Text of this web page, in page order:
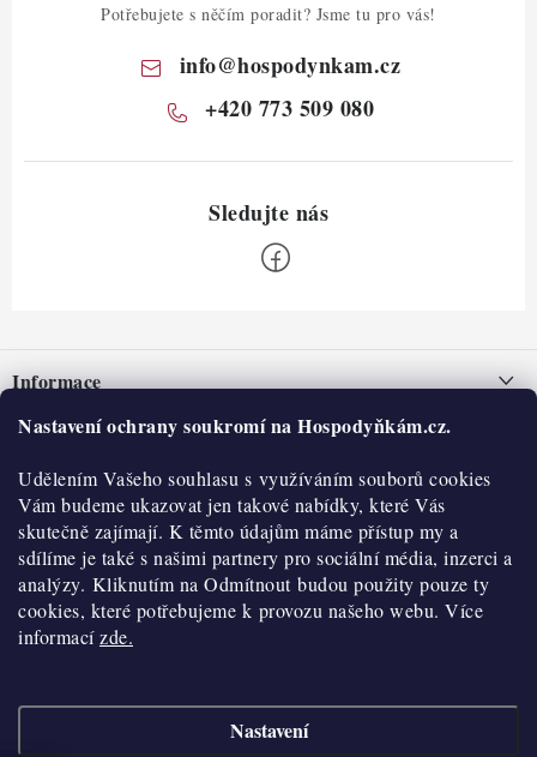
Nastavení ochrany soukromí na Hospodyňkám.cz.
Udělením Vašeho souhlasu s využíváním souborů cookies
Vám budeme ukazovat jen takové nabídky, které Vás
skutečně zajímají. K těmto údajům máme přístup my a
sdílíme je také s našimi partnery pro sociální média, inzerci a
analýzy. Kliknutím na Odmítnout budou použity pouze ty
cookies, které potřebujeme k provozu našeho webu. Více
informacízde.
Nastavení
Potřebujete s něčím poradit? Jsme tu pro vás!
info@hospodynkam.cz
+420 773 509 080
pInformace
Nepřevzetí zásilky na dobírku
Obchodní podmínky
Hodnocení obchodu
Blog
Moje objednávka
O nás
Historie
Kontakty
O nákupu
Reklamace a vratky
Výdejní místa